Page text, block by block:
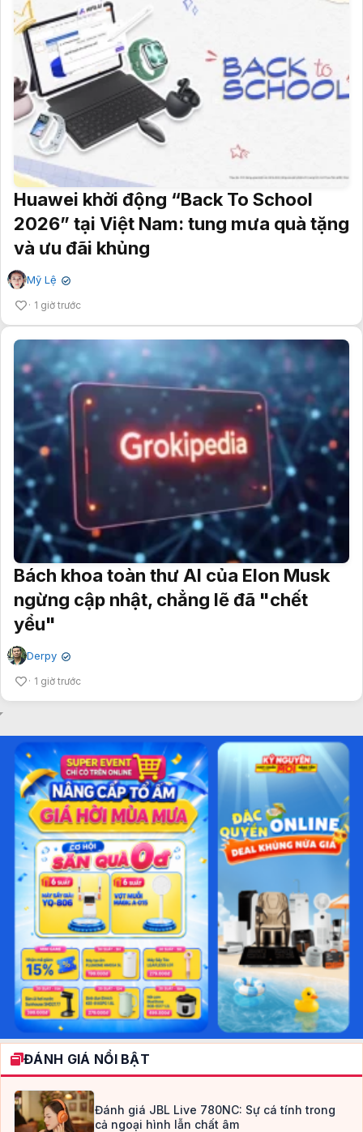
Huawei khởi động “Back To School
2026” tại Việt Nam: tung mưa quà tặng
và ưu đãi khủng
Mỹ Lệ ✔
1 giờ trước
Bách khoa toàn thư AI của Elon Musk
ngừng cập nhật, chẳng lẽ đã "chết
yểu"
Derpy ✔
1 giờ trước
ĐÁNH GIÁ NỔI BẬT
Đánh giá JBL Live 780NC: Sự cá tính trong
cả ngoại hình lẫn chất âm